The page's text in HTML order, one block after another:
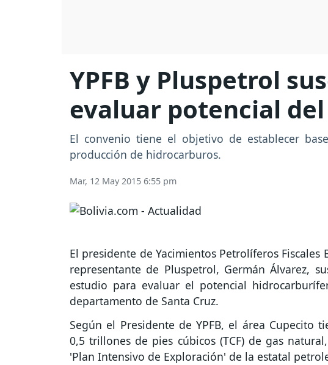
YPFB y Pluspetrol
evaluar potencial
El convenio tiene el objetivo de establecer
producción de hidrocarburos.
Mar, 12 May 2015 6:55 pm
El presidente de Yacimientos Petrolíferos Fiscales
representante de Pluspetrol, Germán Álvarez,
estudio para evaluar el potencial
departamento de Santa Cruz.
Según el Presidente de YPFB, el área Cupecito
0,5 trillones de pies cúbicos (TCF) de gas
'Plan Intensivo de Exploración' de la estatal